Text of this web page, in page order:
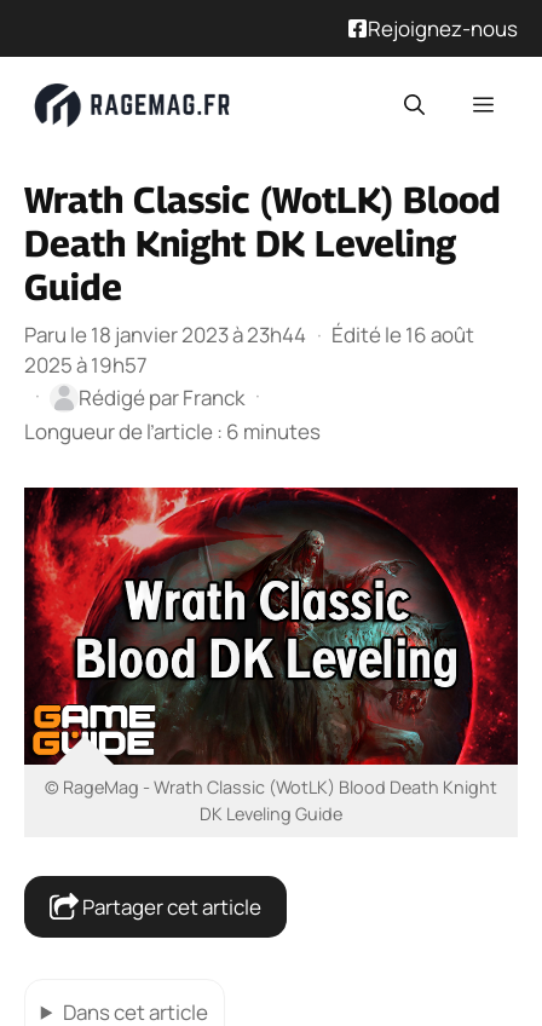
Rejoignez-nous
Wrath Classic (WotLK) Blood
Death Knight DK Leveling
Guide
Paru le 18 janvier 2023 à 23h44 · Édité le 16 août
2025 à 19h57
·
Rédigé parFranck ·
Longueur de l’article : 6 minutes
© RageMag - Wrath Classic (WotLK) Blood Death Knight
DK Leveling Guide
Partager cet article
Dans cet article